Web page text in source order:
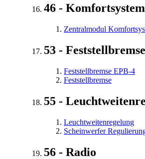
46 - Komfortsystem
Zentralmodul
53 - Feststellbremse
Feststellbremse EPB-4
Feststellbremse
55 -
Leuchtweitenregelung
Scheinwerfer
56 - Radio